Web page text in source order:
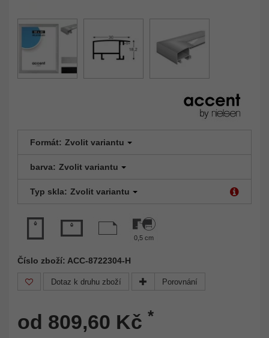
Formát: Zvolit variantu
barva: Zvolit variantu
Typ skla: Zvolit variantu
0,5 cm
Číslo zboží: ACC-8722304-H
Dotaz k druhu zboží Porovnání
od 809,60 Kč *